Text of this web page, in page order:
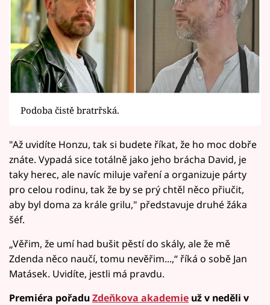
Podoba čistě bratrřská.
"Až uvidíte Honzu, tak si budete říkat, že ho moc dobře
znáte. Vypadá sice totálně jako jeho brácha David, je
taky herec, ale navíc miluje vaření a organizuje párty
pro celou rodinu, tak že by se prý chtěl něco přiučit,
aby byl doma za krále grilu," představuje druhé žáka
šéf.
„Věřim, že umí had bušit pěstí do skály, ale že mě
Zdenda něco naučí, tomu nevěřim...,“ říká o sobě Jan
Matásek. Uvidíte, jestli má pravdu.
Premiéra pořaduZdeňkova akademie už v neděli v